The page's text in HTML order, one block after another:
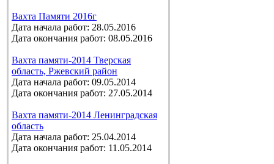
Вахта Памяти 2016г
Дата начала работ: 28.05.2016
Дата окончания работ: 08.05.2016
Вахта памяти-2014 Тверская
область, Ржевский район
Дата начала работ: 09.05.2014
Дата окончания работ: 27.05.2014
Вахта памяти-2014 Ленинградская
область
Дата начала работ: 25.04.2014
Дата окончания работ: 11.05.2014